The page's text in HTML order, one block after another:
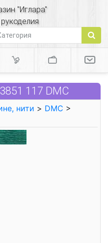
"Иглара"
117 DMC
нити > DMC >